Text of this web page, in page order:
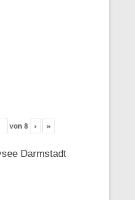
von 8 › »
Darmstadt